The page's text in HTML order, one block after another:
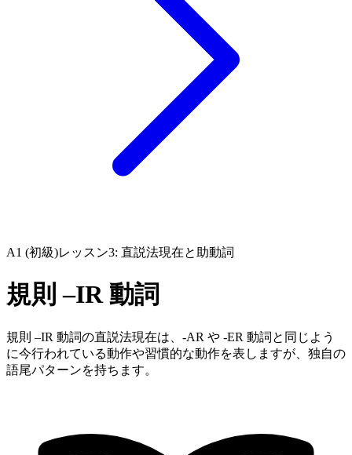
A1 (初級)レッスン3: 直説法現在と助動詞
規則 –IR 動詞
規則 –IR 動詞の直説法現在は、-AR や -ER 動詞と同じよう
に今行われている動作や習慣的な動作を表しますが、独自の
語尾パターンを持ちます。